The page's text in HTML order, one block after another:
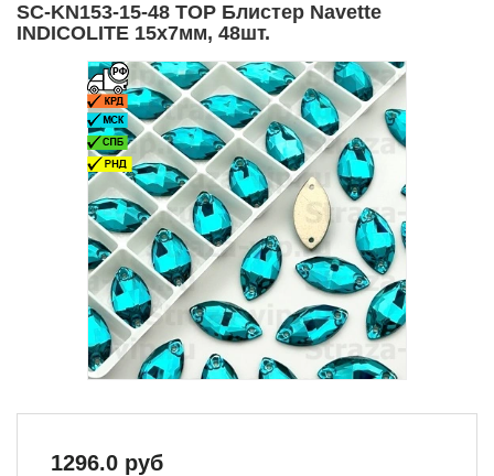
SC-KN153-15-48 TOP Блистер Navette
INDICOLITE 15x7мм, 48шт.
1296.0 руб